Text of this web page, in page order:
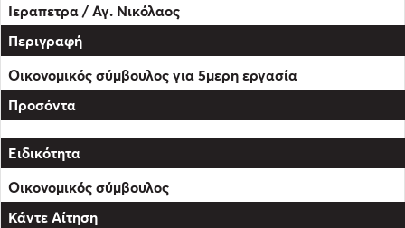
Ιεραπετρα / Αγ. Νικόλαος
Οικονομικός σύμβουλος για 5μερη εργασία
Οικονομικός σύμβουλος